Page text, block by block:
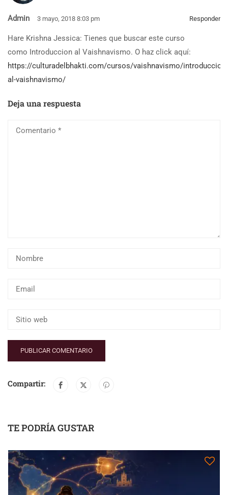
Admin 3 mayo, 2018 8:03 pm Responder
Hare Krishna Jessica: Tienes que buscar este curso
como Introduccion al Vaishnavismo. O haz click aquí:
https://culturadelbhakti.com/cursos/vaishnavismo/introduccion-
al-vaishnavismo/
Deja una respuesta
Compartir:
TE PODRÍA GUSTAR